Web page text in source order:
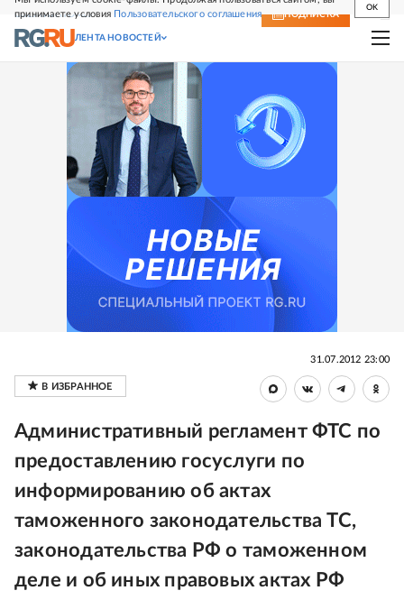
принимаете условия Пользовательского соглашения
OK
СВЕЖИЙ НОМЕР ПОДПИСКА
ЛЕНТА НОВОСТЕЙ
31.07.2012 23:00
Административный регламент ФТС по
предоставлению госуслуги по
информированию об актах
таможенного законодательства ТС,
законодательства РФ о таможенном
деле и об иных правовых актах РФ